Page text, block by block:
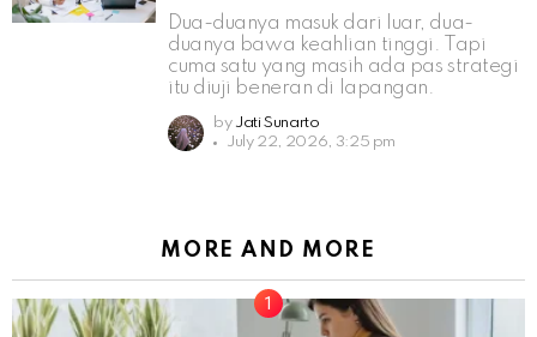
Dua-duanya masuk dari luar, dua-
duanya bawa keahlian tinggi. Tapi
cuma satu yang masih ada pas strategi
itu diuji beneran di lapangan.
by Jati Sunarto
July 22, 2026, 3:25 pm
MORE AND MORE